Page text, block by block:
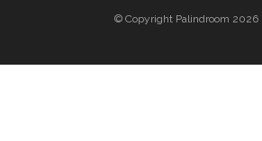
© Copyright Palindroom 2026